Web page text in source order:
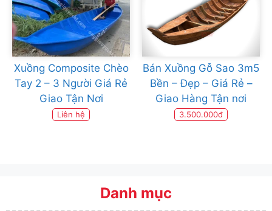
Xuồng Composite Chèo
Tay 2 – 3 Người Giá Rẻ
Giao Tận Nơi
Liên hệ
Bán Xuồng Gỗ Sao 3m5
Bền – Đẹp – Giá Rẻ –
Giao Hàng Tận nơi
3.500.000đ
Danh mục